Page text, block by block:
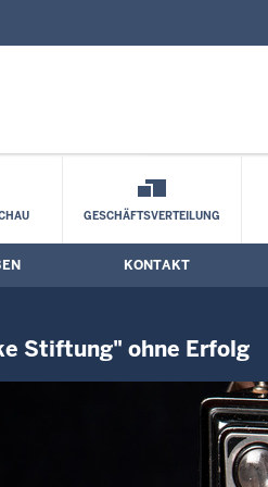
Westfalen:
Kontaktformular
GESCHÄFTSVERTEILUNG
KONTAKT
Stiftung" ohne Erfolg